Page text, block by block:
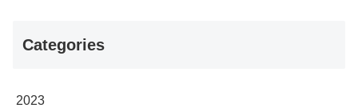
Categories
2023